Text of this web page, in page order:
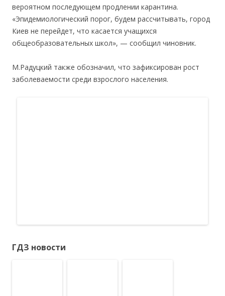
вероятном последующем продлении карантина.
«Эпидемиологический порог, будем рассчитывать, город
Киев не перейдет, что касается учащихся
общеобразовательных школ», — сообщил чиновник.
М.Радуцкий также обозначил, что зафиксирован рост
заболеваемости среди взрослого населения.
ГДЗ новости